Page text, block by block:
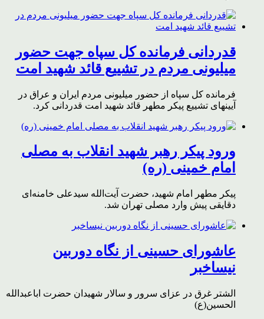
قدردانی فرمانده کل سپاه جهت حضور
میلیونی مردم در تشییع قائد شهید امت
فرمانده کل سپاه از حضور میلیونی مردم ایران و عراق در
آیینهای تشییع پیکر مطهر قائد شهید امت قدردانی کرد.
ورود پیکر رهبر شهید انقلاب به مصلی
امام خمینی (ره)
پیکر مطهر امام شهید،‌ حضرت آیت‌الله سیدعلی خامنه‌ای
دقایقی پیش وارد مصلی تهران شد.
عاشورای حسینی از نگاه دوربین
نیساخبر
الشتر غرق در عزای سرور و سالار شهیدان حضرت اباعبدالله
الحسین(ع)